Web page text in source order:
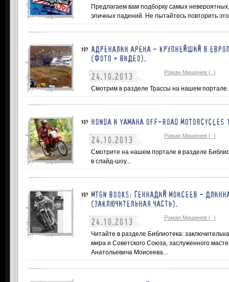
Предлагаем вам подборку самых
эпичных падений. Не пытайтесь повторить
АДРЕНАЛИН АРЕНА - КРУПНЕЙШИЙ В
(ФОТО + ВИДЕО).
24.10.2013 Роман Мишенев (_)
Смотрим в разделе Трассы на нашем
HONDA И YAMAHA OFF-ROAD
24.10.2013 Роман Мишенев (_)
Смотрите на нашем портале в разделе
в слайд-шоу...
MTGN BOOKS: ГЕННАДИЙ МОИСЕЕВ -
(ЗАКЛЮЧИТЕЛЬНАЯ ЧАСТЬ).
24.10.2013 Роман Мишенев (_)
Читайте в разделе Библиотека:
мира и Советского Союза, заслуженного
Анатольевича Моисеева...